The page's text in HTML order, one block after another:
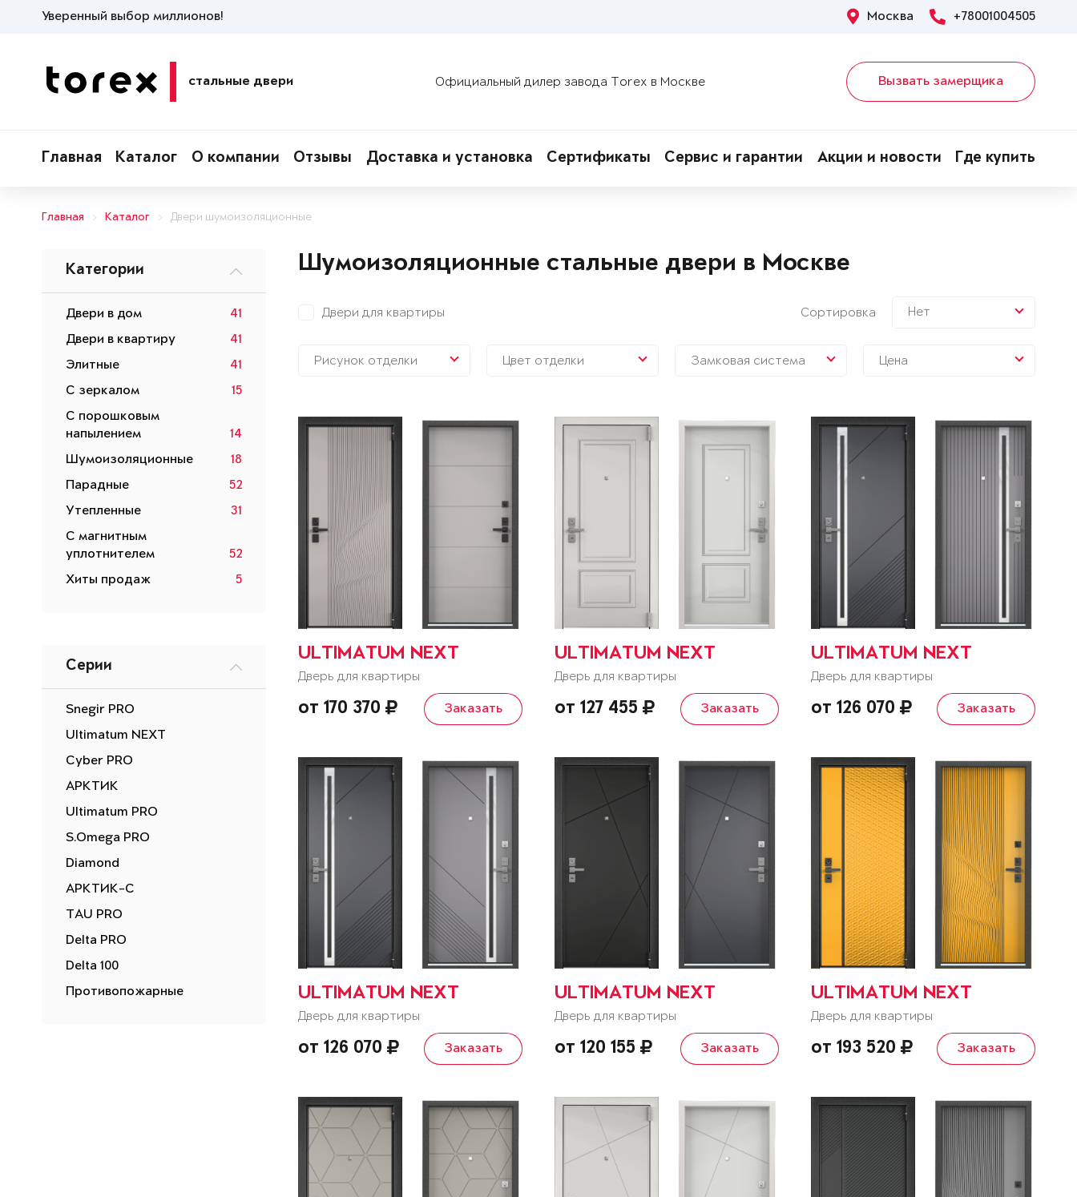
Уверенный выбор миллионов! Москва +78001004505
стальные двери Официальный дилер завода Torex в Москве Вызвать замерщика
Главная Каталог О компании Отзывы Доставка и установка Сертификаты Сервис и гарантии Акции и новости Где купить
Главная Каталог Двери шумоизоляционные
Категории
Двери в дом
41
Двери в квартиру
41
Элитные
41
С зеркалом
15
С порошковым
напылением
14
Шумоизоляционные
18
Парадные
52
Утепленные
31
С магнитным
уплотнителем
52
Хиты продаж
5
Серии
Snegir PRO
Ultimatum NEXT
Cyber PRO
АРКТИК
Ultimatum PRO
S.Omega PRO
Diamond
АРКТИК-С
TAU PRO
Delta PRO
Delta 100
Противопожарные
Шумоизоляционные стальные двери в Москве
Двери для квартиры Сортировка Нет
Рисунок отделки Цвет отделки Замковая система Цена
ULTIMATUM NEXT
Дверь для квартиры
от 170 370 Заказать
ULTIMATUM NEXT
Дверь для квартиры
от 127 455 Заказать
ULTIMATUM NEXT
Дверь для квартиры
от 126 070 Заказать
ULTIMATUM NEXT
Дверь для квартиры
от 126 070 Заказать
ULTIMATUM NEXT
Дверь для квартиры
от 120 155 Заказать
ULTIMATUM NEXT
Дверь для квартиры
от 193 520 Заказать